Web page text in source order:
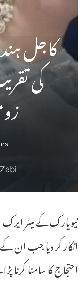
کاجل
کی
Zabi
نیویارک کے میئر
انکار کر دیا جب ان
احتجاج کا سامنا کرنا